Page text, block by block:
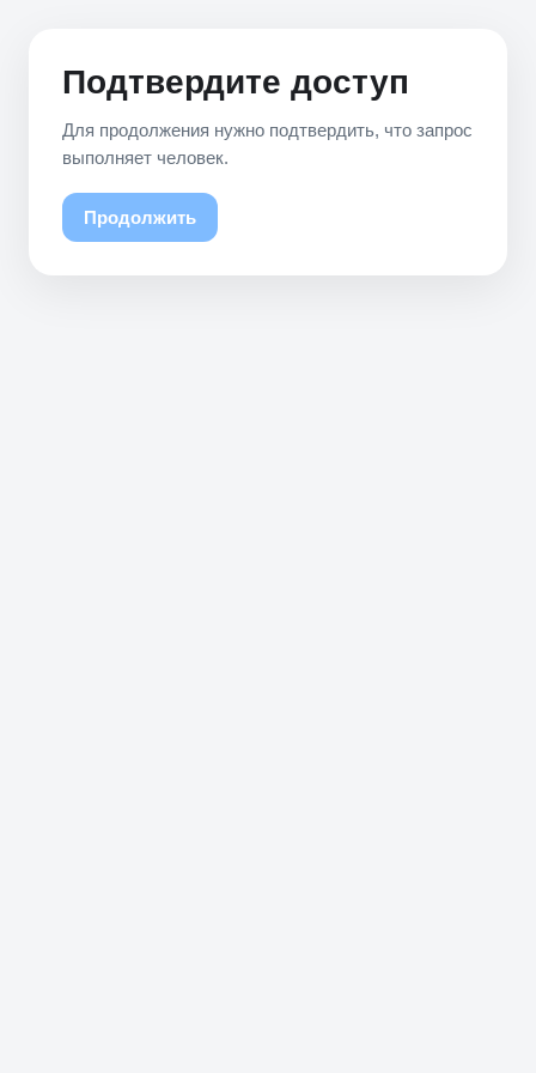
Подтвердите доступ
Для продолжения нужно подтвердить, что запрос
выполняет человек.
Продолжить